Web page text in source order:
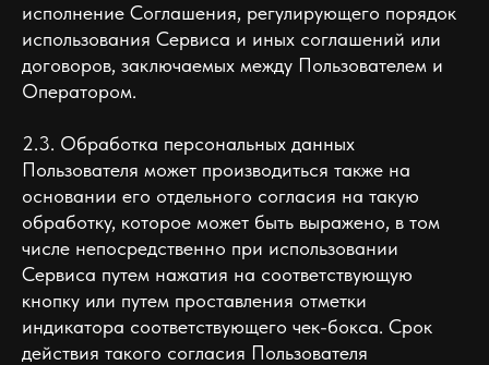
исполнение Соглашения, регулирующего порядок
использования Сервиса и иных соглашений или
договоров, заключаемых между Пользователем и
Оператором.
2.3. Обработка персональных данных
Пользователя может производиться также на
основании его отдельного согласия на такую
обработку, которое может быть выражено, в том
числе непосредственно при использовании
Сервиса путем нажатия на соответствующую
кнопку или путем проставления отметки
индикатора соответствующего чек-бокса. Срок
действия такого согласия Пользователя